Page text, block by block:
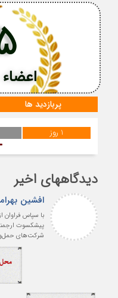
اعضاء Members
پربازدید ها
1 روز
دیدگاههای اخیر
افشین
با سپاس فراوان
پیشکسوت
شرکت‌های